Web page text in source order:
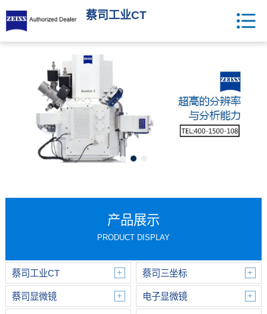
蔡司工业CT
产品展示
PRODUCT DISPLAY
蔡司工业CT 蔡司三坐标
蔡司显微镜 电子显微镜